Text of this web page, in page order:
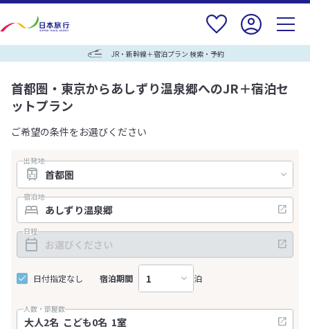
JR・新幹線＋宿泊プラン 検索・予約
首都圏・東京からあしずり温泉郷へのJR＋宿泊セ
ットプラン
ご希望の条件をお選びください
出発地
宿泊地
日程
日付指定なし 宿泊期間 泊
人数・部屋数